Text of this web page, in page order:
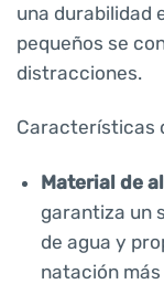
una durabilidad
pequeños se
distracciones.
Características
Material de
garantiza un
de agua y
natación